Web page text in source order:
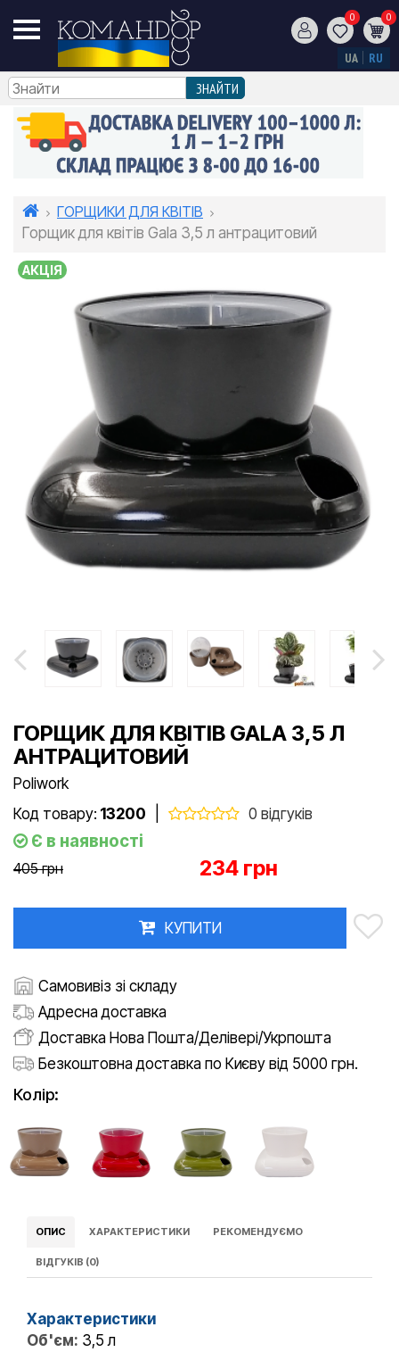
0 0
UA RU
ГОРЩИКИ ДЛЯ КВІТІВ
Горщик для квітів Gala 3,5 л антрацитовий
АКЦІЯ
ГОРЩИК ДЛЯ КВІТІВ GALA 3,5 Л
АНТРАЦИТОВИЙ
Poliwork
Код товару: 13200 0 відгуків
Є в наявності
405 грн 234 грн
КУПИТИ
Самовивіз зі складу
Адресна доставка
Доставка Нова Пошта/Делівері/Укрпошта
Безкоштовна доставка по Києву від 5000 грн.
Колір:
ОПИС ХАРАКТЕРИСТИКИ РЕКОМЕНДУЄМО
ВІДГУКІВ (0)
Характеристики
Об'єм: 3,5 л